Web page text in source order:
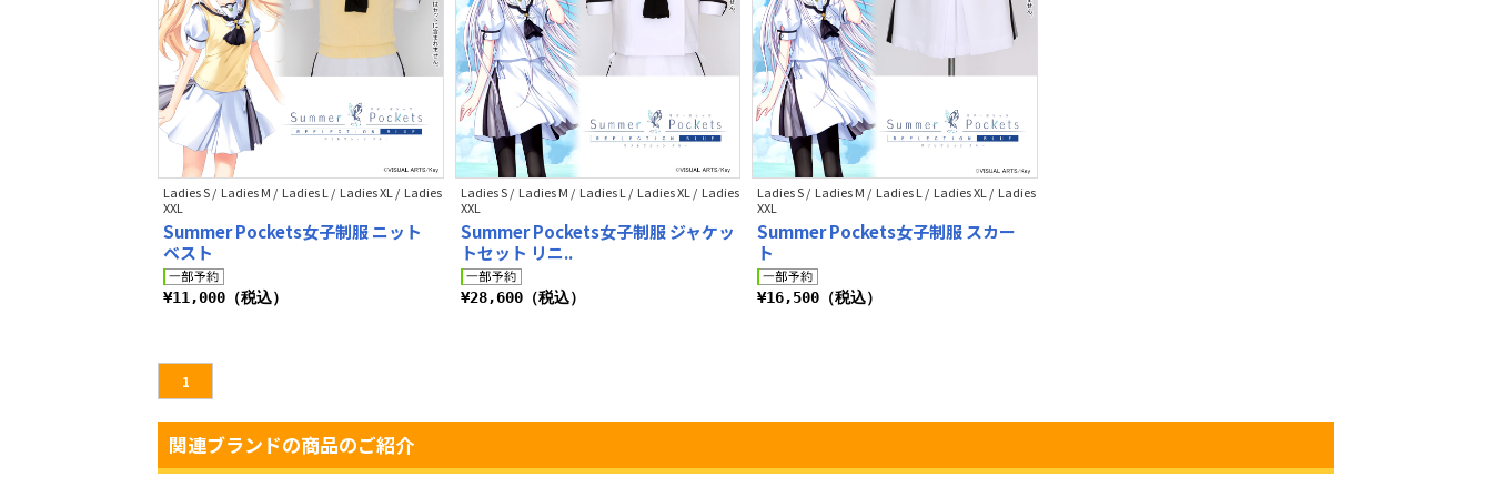
Ladies S / Ladies M / Ladies L / Ladies XL / Ladies
XXL
Summer Pockets女子制服 ニット
ベスト
¥11,000（税込）
Ladies S / Ladies M / Ladies L / Ladies XL / Ladies
XXL
Summer Pockets女子制服 ジャケッ
トセット リニ..
¥28,600（税込）
Ladies S / Ladies M / Ladies L / Ladies XL / Ladies
XXL
Summer Pockets女子制服 スカー
ト
¥16,500（税込）
1
関連ブランドの商品のご紹介